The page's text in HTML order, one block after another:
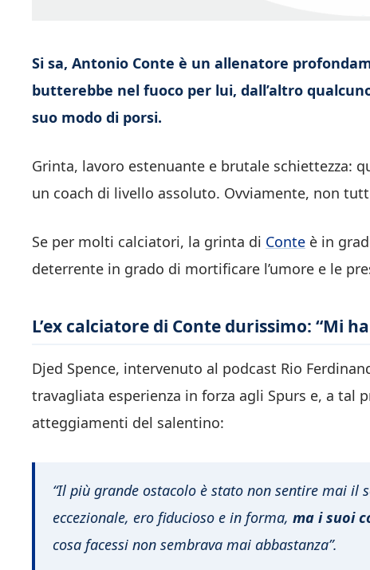
Si sa, Antonio Conte è un allenatore
butterebbe nel fuoco per lui, dall’altro
suo modo di porsi.
Grinta, lavoro estenuante e brutale schiettezza:
un coach di livello assoluto. Ovviamente, non
Se per molti calciatori, la grinta di Conte è in
deterrente in grado di mortificare l’umore e le
L’ex calciatore di Conte durissimo: “Mi
Djed Spence, intervenuto al podcast Rio
travagliata esperienza in forza agli Spurs e, a
atteggiamenti del salentino:
“Il più grande ostacolo è stato non sentire mai il
eccezionale, ero fiducioso e in forma, ma i suoi
cosa facessi non sembrava mai abbastanza”.